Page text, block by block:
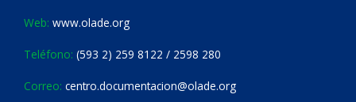
Web: www.olade.org
Teléfono: (593 2) 259 8122 / 2598 280
Correo: centro.documentacion@olade.org